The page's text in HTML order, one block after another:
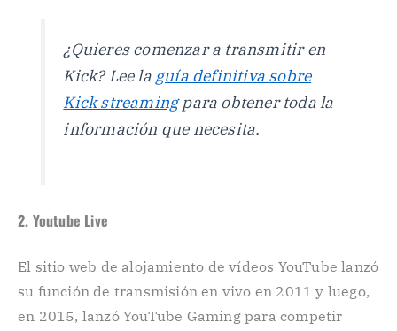
¿Quieres comenzar a transmitir en
Kick? Lee la guía definitiva sobre
Kick streamingpara obtener toda la
información que necesita.
2. Youtube Live
El sitio web de alojamiento de vídeos YouTube lanzó
su función de transmisión en vivo en 2011 y luego,
en 2015, lanzó YouTube Gaming para competir